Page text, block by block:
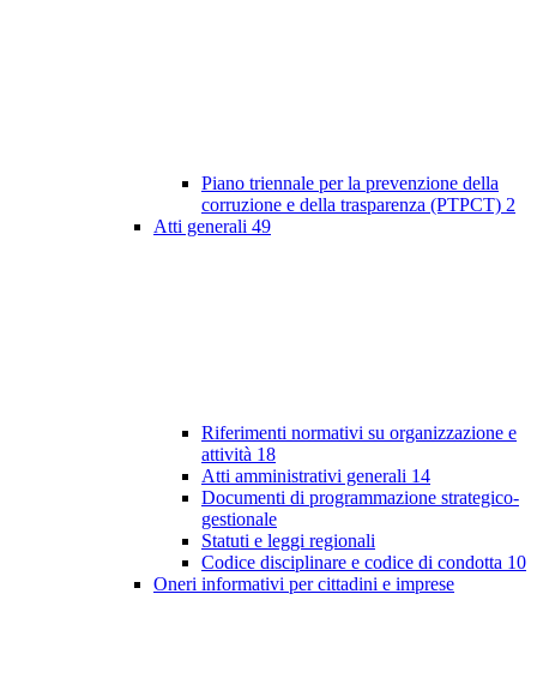
Piano triennale per la prevenzione della
corruzione e della trasparenza (PTPCT) 2
Atti generali 49
Riferimenti normativi su organizzazione e
attività 18
Atti amministrativi generali 14
Documenti di programmazione strategico-
gestionale
Statuti e leggi regionali
Codice disciplinare e codice di condotta 10
Oneri informativi per cittadini e imprese